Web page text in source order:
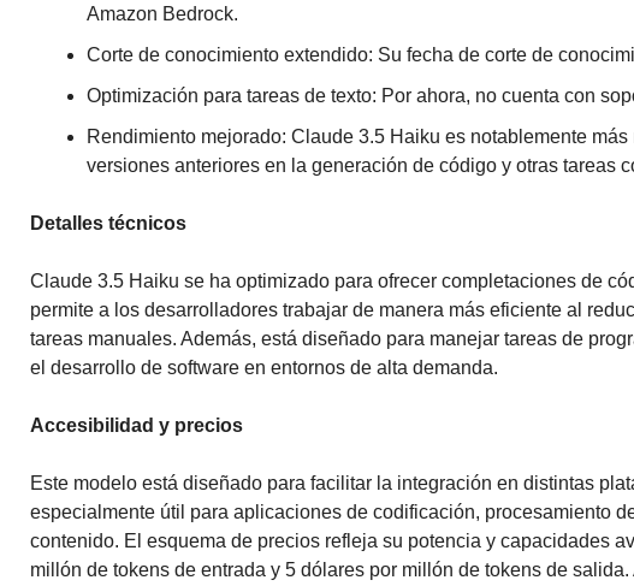
Amazon Bedrock.
Corte de conocimiento extendido: Su fecha de corte de
Optimización para tareas de texto: Por ahora, no cuenta con
Rendimiento mejorado: Claude 3.5 Haiku es notablemente
versiones anteriores en la generación de código y otras tareas
Detalles técnicos
Claude 3.5 Haiku se ha optimizado para ofrecer completaciones de
permite a los desarrolladores trabajar de manera más eficiente al
tareas manuales. Además, está diseñado para manejar tareas de
el desarrollo de software en entornos de alta demanda.
Accesibilidad y precios
Este modelo está diseñado para facilitar la integración en distintas
especialmente útil para aplicaciones de codificación, procesamiento
contenido. El esquema de precios refleja su potencia y capacidades
millón de tokens de entrada y 5 dólares por millón de tokens de